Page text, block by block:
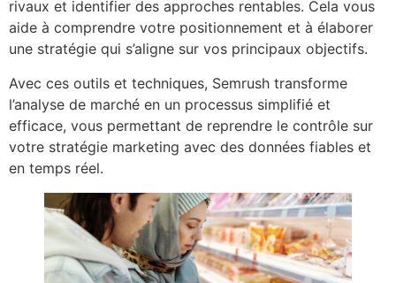
rivaux et identifier des approches rentables. Cela vous
aide à comprendre votre positionnement et à élaborer
une stratégie qui s’aligne sur vos principaux objectifs.
Avec ces outils et techniques, Semrush transforme
l’analyse de marché en un processus simplifié et
efficace, vous permettant de reprendre le contrôle sur
votre stratégie marketing avec des données fiables et
en temps réel.